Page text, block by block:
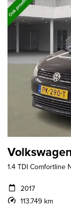
1.4 TDI Comfortline
2017
113.749 km